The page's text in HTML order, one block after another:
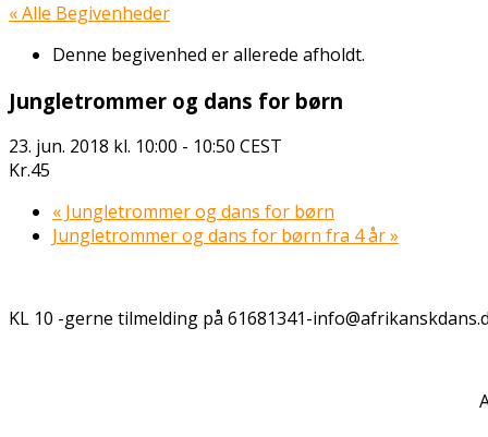
« Alle Begivenheder
Denne begivenhed er allerede afholdt.
Jungletrommer og dans for børn
23. jun. 2018 kl. 10:00 - 10:50 CEST
Kr.45
« Jungletrommer og dans for børn
Jungletrommer og dans for børn fra 4 år»
KL 10 -gerne tilmelding på 61681341-